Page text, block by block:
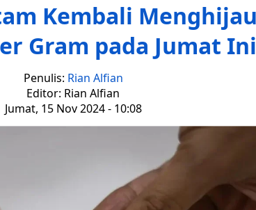
Kembali
Gram pada Jumat Ini
Penulis: Rian Alfian
Editor: Rian Alfian
Jumat, 15 Nov 2024 - 10:08